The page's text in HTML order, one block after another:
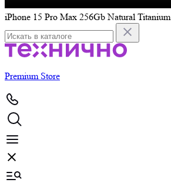
iPhone 15 Pro Max 256Gb Natural Titanium
Premium Store